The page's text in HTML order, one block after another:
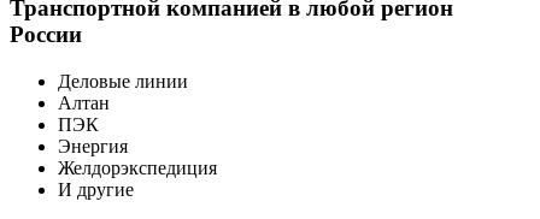
Транспортной компанией в любой регион
России
Деловые линии
Алтан
ПЭК
Энергия
Желдорэкспедиция
И другие